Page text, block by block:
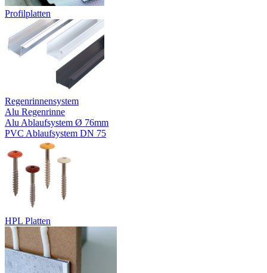
Profilplatten
Regenrinnensystem
Alu Regenrinne
Alu Ablaufsystem Ø 76mm
PVC Ablaufsystem DN 75
HPL Platten